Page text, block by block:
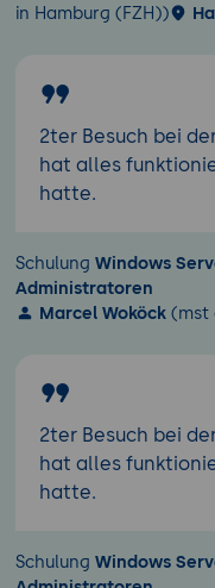
in Hamburg (FZH))
2ter Besuch bei
hat alles
hatte.
Schulung Windows
Administratoren
Marcel Woköck (mst
2ter Besuch bei
hat alles
hatte.
Schulung Windows